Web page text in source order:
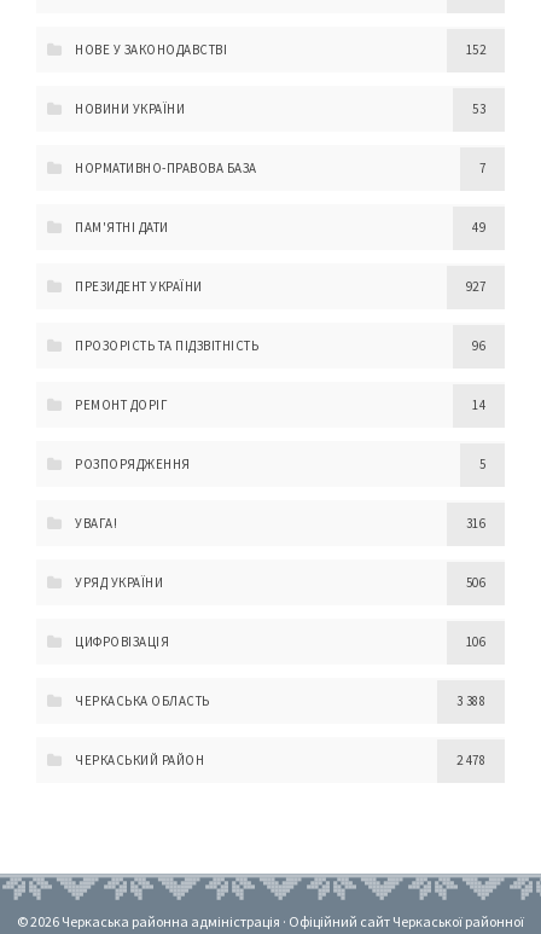
НОВЕ У ЗАКОНОДАВСТВІ 152
НОВИНИ УКРАЇНИ 53
НОРМАТИВНО-ПРАВОВА БАЗА 7
ПАМ'ЯТНІ ДАТИ 49
ПРЕЗИДЕНТ УКРАЇНИ 927
ПРОЗОРІСТЬ ТА ПІДЗВІТНІСТЬ 96
РЕМОНТ ДОРІГ 14
РОЗПОРЯДЖЕННЯ 5
УВАГА! 316
УРЯД УКРАЇНИ 506
ЦИФРОВІЗАЦІЯ 106
ЧЕРКАСЬКА ОБЛАСТЬ 3 388
ЧЕРКАСЬКИЙ РАЙОН 2 478
© 2026 Черкаська районна адміністрація · Офіційний сайт Черкаської районної